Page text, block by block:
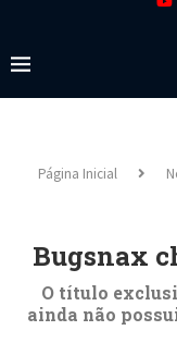
Página Inicial
Bugsnax
O título
ainda não